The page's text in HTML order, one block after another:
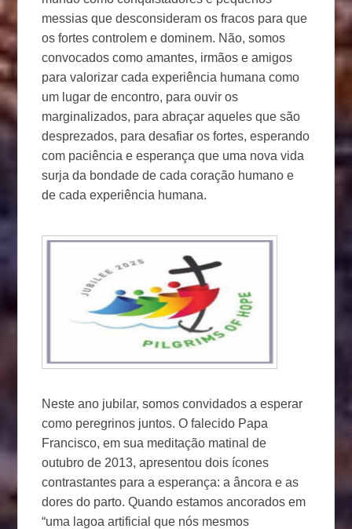
messias que desconsideram os fracos para que
os fortes controlem e dominem. Não, somos
convocados como amantes, irmãos e amigos
para valorizar cada experiência humana como
um lugar de encontro, para ouvir os
marginalizados, para abraçar aqueles que são
desprezados, para desafiar os fortes, esperando
com paciência e esperança que uma nova vida
surja da bondade de cada coração humano e
de cada experiência humana.
Neste ano jubilar, somos convidados a esperar
como peregrinos juntos. O falecido Papa
Francisco, em sua meditação matinal de
outubro de 2013, apresentou dois ícones
contrastantes para a esperança: a âncora e as
dores do parto. Quando estamos ancorados em
“uma lagoa artificial que nós mesmos